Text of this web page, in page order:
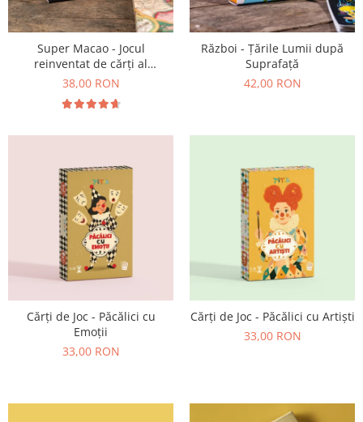
10 Ani
11 - 14 Ani
14+ Ani
Colecția Păcălici
TOATE JOCURILE
Super Macao - Jocul
reinventat de cărți al
copilăriei
38,00 RON
Război - Țările Lumii după
Suprafață
42,00 RON
Cărți de Joc - Păcălici cu
Emoții
33,00 RON
Cărți de Joc - Păcălici cu Artiști
33,00 RON